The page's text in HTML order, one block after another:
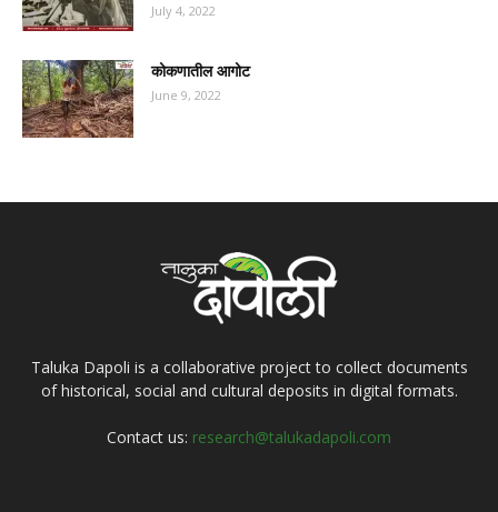
July 4, 2022
कोकणातील आगोट
June 9, 2022
Taluka Dapoli is a collaborative project to collect documents
of historical, social and cultural deposits in digital formats.
Contact us: research@talukadapoli.com